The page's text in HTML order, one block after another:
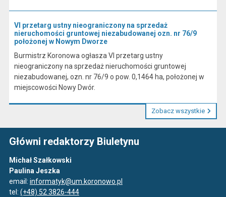
VI przetarg ustny nieograniczony na sprzedaż
nieruchomości gruntowej niezabudowanej ozn. nr 76/9
położonej w Nowym Dworze
Burmistrz Koronowa ogłasza VI przetarg ustny
nieograniczony na sprzedaż nieruchomości gruntowej
niezabudowanej, ozn. nr 76/9 o pow. 0,1464 ha, położonej w
miejscowości Nowy Dwór.
Zobacz wszystkie
Główni redaktorzy Biuletynu
Michał Szałkowski
Paulina Jeszka
email: informatyk@um.koronowo.pl
tel: (+48) 52 3826-444